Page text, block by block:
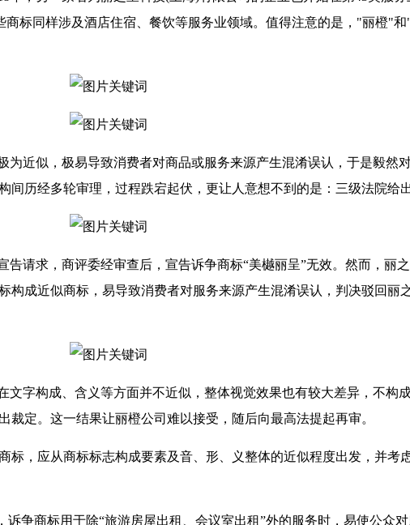
标同样涉及酒店住宿、餐饮等服务业领域。值得注意的是，"丽橙"
近似，极易导致消费者对商品或服务来源产生混淆误认，于是毅然
历经多轮审理，过程跌宕起伏，更让人意想不到的是：三级法院给
请求，商评委经审查后，宣告诉争商标“美樾丽呈”无效。然而，丽
成近似商标，易导致消费者对服务来源产生混淆误认，判决驳回丽
字构成、含义等方面并不近似，整体视觉效果也有较大差异，不构
定。这一结果让丽橙公司难以接受，随后向最高法提起再审。
，应从商标标志构成要素及音、形、义整体的近似程度出发，并考
争商标用于除“旅游房屋出租、会议室出租”外的服务时，易使公众